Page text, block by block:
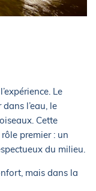
Le
l’eau, le
Cette
premier : un
du milieu.
mais dans la